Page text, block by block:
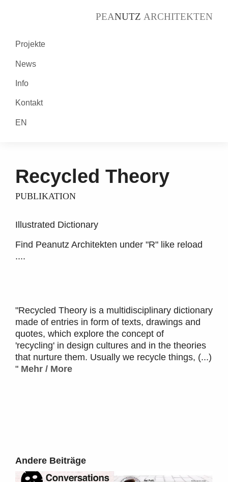
PEANUTZ ARCHITEKTEN
Projekte
News
Info
Kontakt
EN
Recycled Theory
PUBLIKATION
Illustrated Dictionary
Find Peanutz Architekten under "R" like reload
....
"Recycled Theory is a multidisciplinary dictionary
made of entries in form of texts, drawings and
quotes, which explore the concept of
'recycling' in design cultures and in the theories
that nurture them. Usually we recycle things, (...)
" Mehr / More
Andere Beiträge